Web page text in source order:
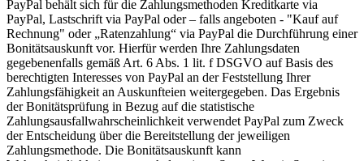
PayPal behält sich für die Zahlungsmethoden Kreditkarte via
PayPal, Lastschrift via PayPal oder – falls angeboten - "Kauf auf
Rechnung" oder „Ratenzahlung“ via PayPal die Durchführung einer
Bonitätsauskunft vor. Hierfür werden Ihre Zahlungsdaten
gegebenenfalls gemäß Art. 6 Abs. 1 lit. f DSGVO auf Basis des
berechtigten Interesses von PayPal an der Feststellung Ihrer
Zahlungsfähigkeit an Auskunfteien weitergegeben. Das Ergebnis
der Bonitätsprüfung in Bezug auf die statistische
Zahlungsausfallwahrscheinlichkeit verwendet PayPal zum Zweck
der Entscheidung über die Bereitstellung der jeweiligen
Zahlungsmethode. Die Bonitätsauskunft kann